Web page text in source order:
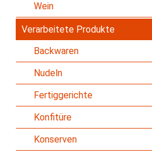
Wein
Verarbeitete Produkte
Backwaren
Nudeln
Fertiggerichte
Konfitüre
Konserven